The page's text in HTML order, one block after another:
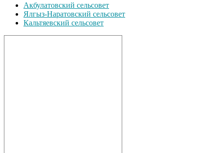
Акбулатовский сельсовет
Ялгыз-Наратовский сельсовет
Кальтяевский сельсовет